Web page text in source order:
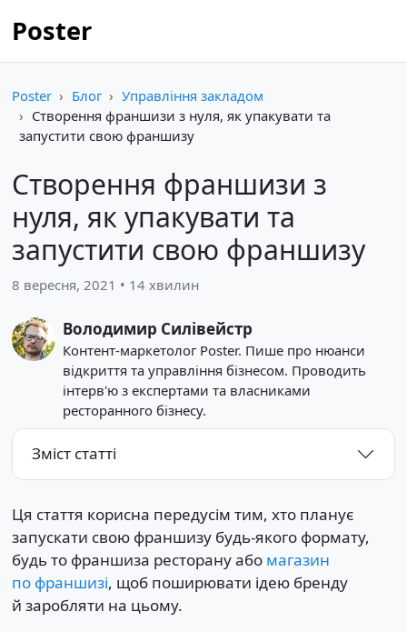
Poster
Poster Блог
Управління закладом
Створення франшизи з нуля, як упакувати та
запустити свою франшизу
Створення франшизи з
нуля, як упакувати та
запустити свою франшизу
8 вересня, 2021 • 14 хвилин
Володимир Силівейстр
Контент-маркетолог Poster. Пише про нюанси
відкриття та управління бізнесом. Проводить
інтерв'ю з експертами та власниками
ресторанного бізнесу.
Зміст статті
Ця стаття корисна передусім тим, хто планує
запускати свою франшизу будь-якого формату,
будь то франшиза ресторану або магазин
по франшизі, щоб поширювати ідею бренду
й заробляти на цьому.